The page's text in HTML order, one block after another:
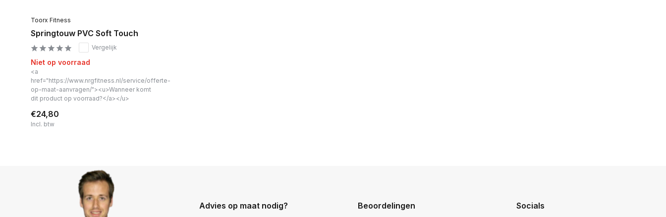
Toorx Fitness
Springtouw PVC Soft Touch
Vergelijk
Niet op voorraad
<a
href="https://www.nrgfitness.nl/service/offerte-
op-maat-aanvragen/"><u>Wanneer komt
dit product op voorraad?</a></u>
€24,80
Incl. btw
Advies op maat nodig? Beoordelingen Socials